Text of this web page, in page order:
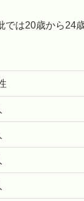
では20歳から24